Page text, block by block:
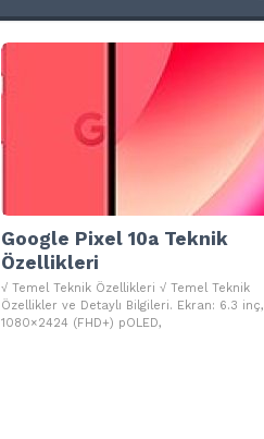
Google Pixel 10a Teknik
Özellikleri
√ Temel Teknik Özellikleri √ Temel Teknik
Özellikler ve Detaylı Bilgileri. Ekran: 6.3 inç,
1080×2424 (FHD+) pOLED,